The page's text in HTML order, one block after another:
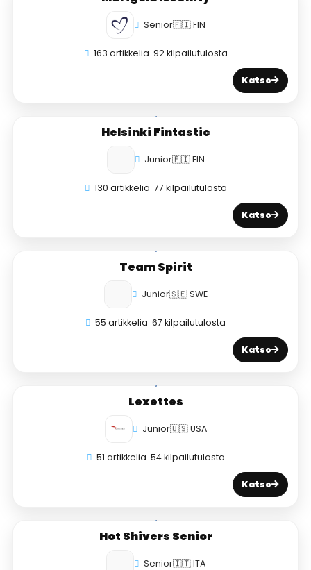
Senior🇫🇮 FIN
163 artikkelia 92 kilpailutulosta
Katso
Helsinki Fintastic
Junior🇫🇮 FIN
130 artikkelia 77 kilpailutulosta
Katso
Team Spirit
Junior🇸🇪 SWE
55 artikkelia 67 kilpailutulosta
Katso
Lexettes
Junior🇺🇸 USA
51 artikkelia 54 kilpailutulosta
Katso
Hot Shivers Senior
Senior🇮🇹 ITA